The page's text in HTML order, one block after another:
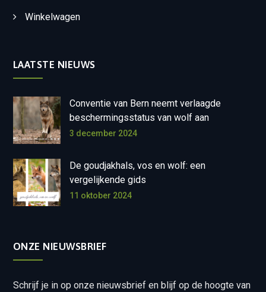
Winkelwagen
LAATSTE NIEUWS
Conventie van Bern neemt verlaagde
beschermingsstatus van wolf aan
3 december 2024
De goudjakhals, vos en wolf: een
vergelijkende gids
11 oktober 2024
ONZE NIEUWSBRIEF
Schrijf je in op onze nieuwsbrief en blijf op de hoogte van